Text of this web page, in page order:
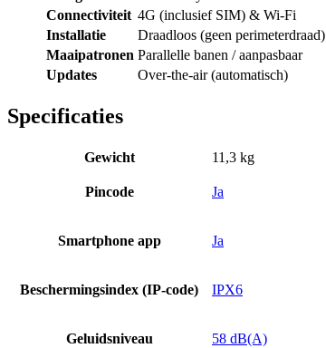
Connectiviteit 4G (inclusief SIM) & Wi-Fi
Installatie
Draadloos (geen perimeterdraad)
Maaipatronen Parallelle banen / aanpasbaar
Updates
Over-the-air (automatisch)
Specificaties
Gewicht 11,3 kg
Pincode Ja
Smartphone app Ja
Beschermingsindex (IP-code) IPX6
Geluidsniveau 58 dB(A)